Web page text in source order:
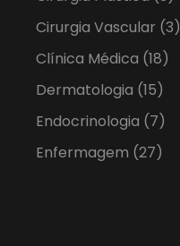
Cirurgia Vascular (3)
Clínica Médica (18)
Dermatologia (15)
Endocrinologia (7)
Enfermagem (27)